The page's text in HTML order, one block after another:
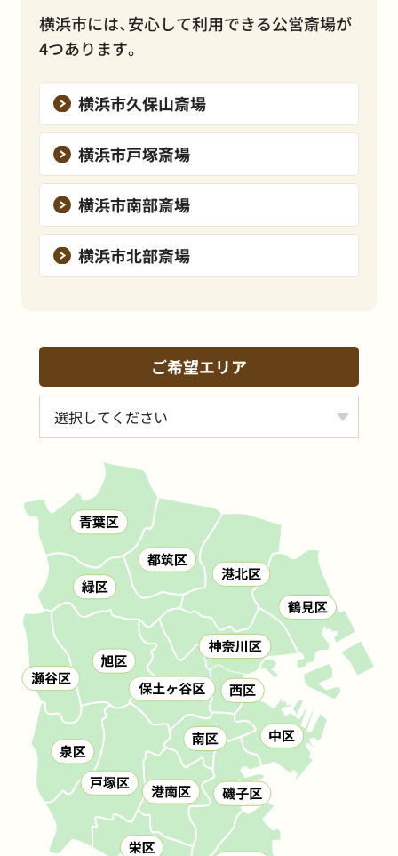
横浜市には、安心して利用できる公営斎場が
4つあります。
横浜市久保山斎場
横浜市戸塚斎場
横浜市南部斎場
横浜市北部斎場
ご希望エリア